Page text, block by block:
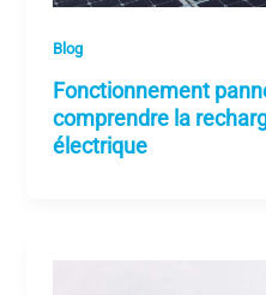
Blog
Fonctionnement
comprendre la
électrique